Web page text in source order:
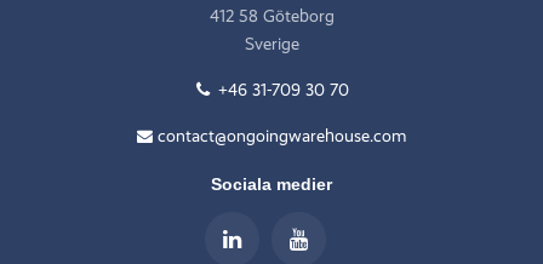
412 58 Göteborg
Sverige
+46 31-709 30 70
contact@ongoingwarehouse.com
Sociala medier